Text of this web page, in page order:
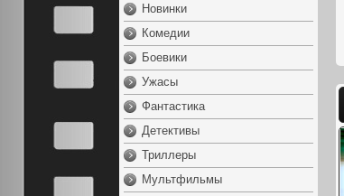
Новинки
Комедии
Боевики
Ужасы
Фантастика
Детективы
Триллеры
Мультфильмы